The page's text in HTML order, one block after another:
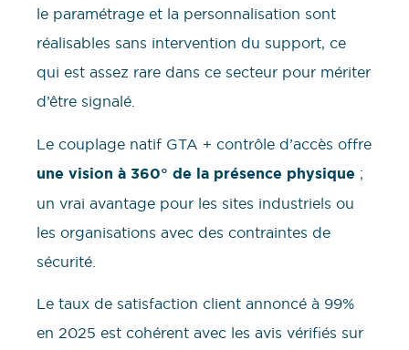
le paramétrage et la personnalisation sont
réalisables sans intervention du support, ce
qui est assez rare dans ce secteur pour mériter
d’être signalé.
Le couplage natif GTA + contrôle d’accès offre
une vision à 360° de la présence physique ;
un vrai avantage pour les sites industriels ou
les organisations avec des contraintes de
sécurité.
Le taux de satisfaction client annoncé à 99%
en 2025 est cohérent avec les avis vérifiés sur